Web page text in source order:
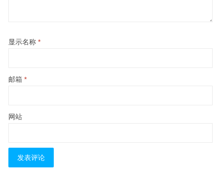
显示名称 *
邮箱 *
网站